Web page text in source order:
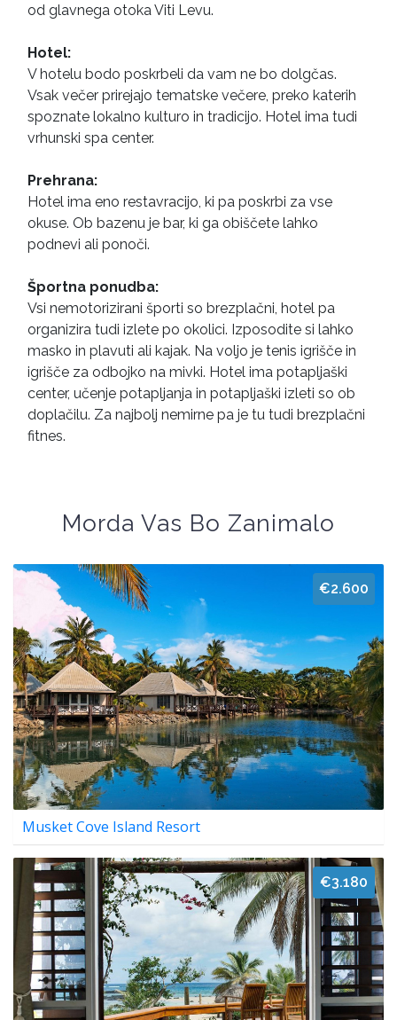
od glavnega otoka Viti Levu.
Hotel:
V hotelu bodo poskrbeli da vam ne bo dolgčas.
Vsak večer prirejajo tematske večere, preko katerih
spoznate lokalno kulturo in tradicijo. Hotel ima tudi
vrhunski spa center.
Prehrana:
Hotel ima eno restavracijo, ki pa poskrbi za vse
okuse. Ob bazenu je bar, ki ga obiščete lahko
podnevi ali ponoči.
Športna ponudba:
Vsi nemotorizirani športi so brezplačni, hotel pa
organizira tudi izlete po okolici. Izposodite si lahko
masko in plavuti ali kajak. Na voljo je tenis igrišče in
igrišče za odbojko na mivki. Hotel ima potapljaški
center, učenje potapljanja in potapljaški izleti so ob
doplačilu. Za najbolj nemirne pa je tu tudi brezplačni
fitnes.
Morda Vas Bo Zanimalo
€2.600
Musket Cove Island Resort
€3.180